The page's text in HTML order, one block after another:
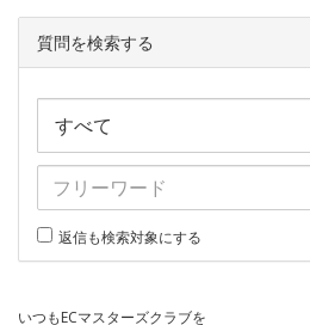
質問を検索する
返信も検索対象にする
いつもECマスターズクラブを